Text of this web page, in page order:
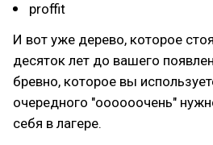
proffit
И вот уже дерево, которое
десяток лет до вашего
бревно, которое вы
очередного "оооооочень"
себя в лагере.